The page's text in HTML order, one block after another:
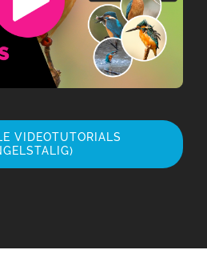
VIDEOTUTORIALS